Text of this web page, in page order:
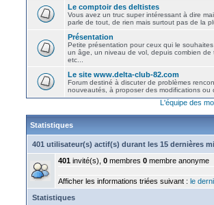
Le comptoir des deltistes
Vous avez un truc super intéressant à dire
parle de tout, de rien mais surtout pas de la
Présentation
Petite présentation pour ceux qui le
un âge, un niveau de vol, depuis combien de
etc...
Le site www.delta-club-82.com
Forum destiné à discuter de problèmes
nouveautés, à proposer des modifications ou
L'équipe des
Statistiques
401 utilisateur(s) actif(s) durant les 15 dernières
401 invité(s), 0 membres 0 membre anonyme
Afficher les informations triées suivant : le
Statistiques